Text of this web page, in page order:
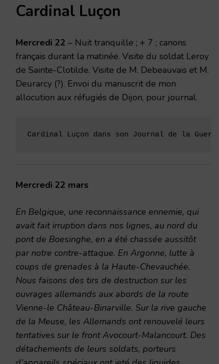
Cardinal Luçon
Mercredi 22 – Nuit tranquille ; + 7 ; canons
français durant la matinée. Visite du soldat Leroy
de Sainte-Clotilde. Visite de M. Debeauvais et M.
Deurarcy (?). Envoi du manuscrit de mon
allocution aux réfugiés de Dijon, pour journal.
Cardinal Luçon dans son Journal de la
Mercredi 22 mars
En Belgique, une reconnaissance ennemie, qui
avait fait irruption dans nos lignes, au nord du
pont de Boesinghe, en a été chassée aussitôt
par notre contre-attaque. En Argonne, lutte à
coups de grenades à la Haute-Chevauchée.
Nous faisons des tirs de destruction sur les
ouvrages allemands aux abords de la route
Vienne-le Château-Binarville. Sur la rive gauche
de la Meuse, les Allemands ont renouvelé leurs
tentatives sur le front Avocourt-Malancourt. Des
détachements de leurs soldats, porteurs